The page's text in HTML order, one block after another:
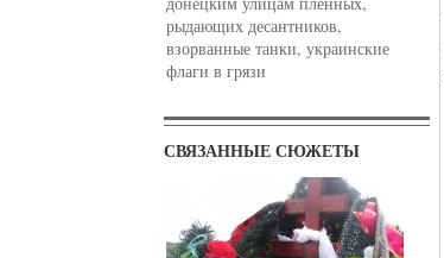
рыдающих десантников,
взорванные танки, украинские
флаги в грязи
СВЯЗАННЫЕ СЮЖЕТЫ